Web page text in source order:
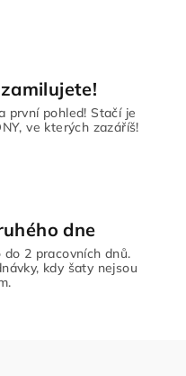
první pohled! Stačí je
ve kterých zazáříš!
dne
2 pracovních dnů.
kdy šaty nejsou